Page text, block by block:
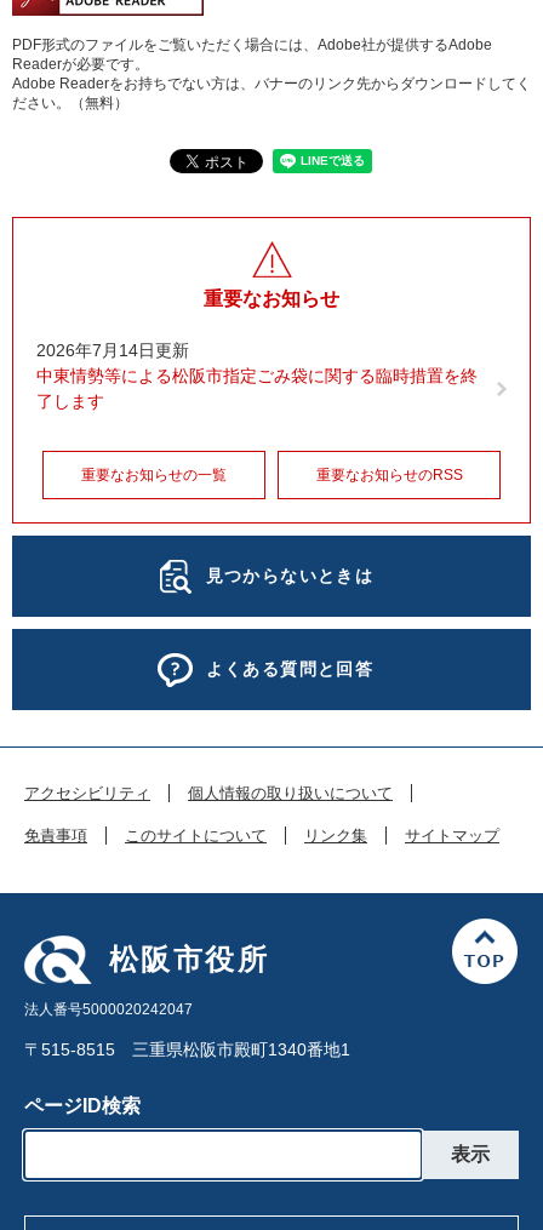
PDF形式のファイルをご覧いただく場合には、Adobe社が提供するAdobe
Readerが必要です。
Adobe Readerをお持ちでない方は、バナーのリンク先からダウンロードしてく
ださい。（無料）
重要なお知らせ
2026年7月14日更新
中東情勢等による松阪市指定ごみ袋に関する臨時措置を終
了します
重要なお知らせの一覧 重要なお知らせのRSS
見つからないときは
よくある質問と回答
アクセシビリティ 個人情報の取り扱いについて
免責事項 このサイトについて リンク集 サイトマップ
松阪市役所
法人番号5000020242047
〒515-8515 三重県松阪市殿町1340番地1
ページID検索